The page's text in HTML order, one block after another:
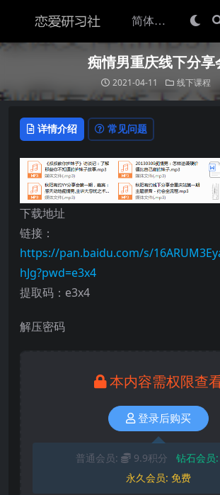
痴情男重庆线下分享
2021-04-11 线下课程
详情介绍 常见问题
下载地址
链接：
https://pan.baidu.com/s/
hJg?pwd=e3x4
提取码：e3x4
解压密码
本内容需权限查
登录后购买
普通会员: 9.9积分 钻石会员:
永久会员: 免费